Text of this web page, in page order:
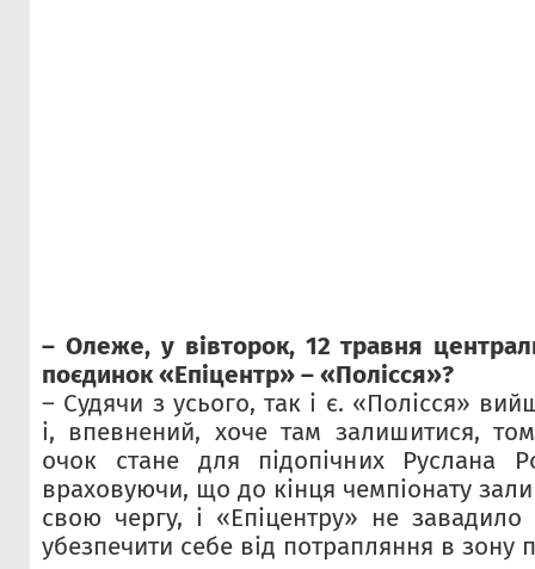
– Олеже, у вівторок, 12 травня
поєдинок «Епіцентр» – «Полісся»?
– Судячи з усього, так і є. «Полісся»
і, впевнений, хоче там залишитися,
очок стане для підопічних Руслана
враховуючи, що до кінця чемпіонату
свою чергу, і «Епіцентру» не
убезпечити себе від потрапляння в зону